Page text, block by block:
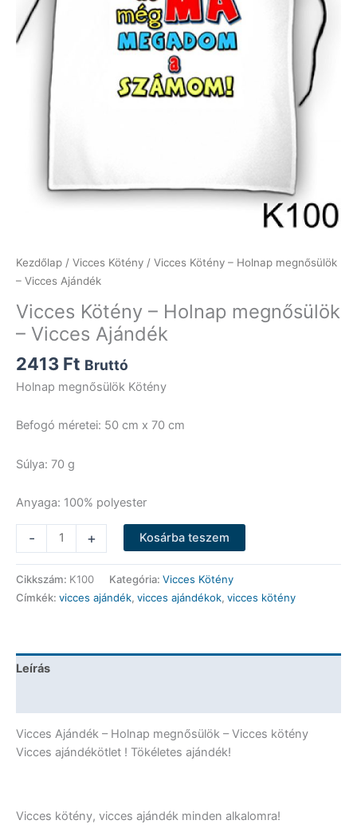
Kezdőlap / Vicces Kötény / Vicces Kötény – Holnap megnősülök
– Vicces Ajándék
Vicces Kötény – Holnap megnősülök
– Vicces Ajándék
2413 Ft Bruttó
Holnap megnősülök Kötény
Befogó méretei: 50 cm x 70 cm
Súlya: 70 g
Anyaga: 100% polyester
-
Kötény
-
Holnap
megnősülök
Ajándék
+ Kosárba teszem
Cikkszám: K100 Kategória: Vicces Kötény
Címkék: vicces ajándék, vicces ajándékok, vicces kötény
Leírás
Vicces Ajándék – Holnap megnősülök – Vicces kötény
Vicces ajándékötlet ! Tökéletes ajándék!
Vicces kötény, vicces ajándék minden alkalomra!